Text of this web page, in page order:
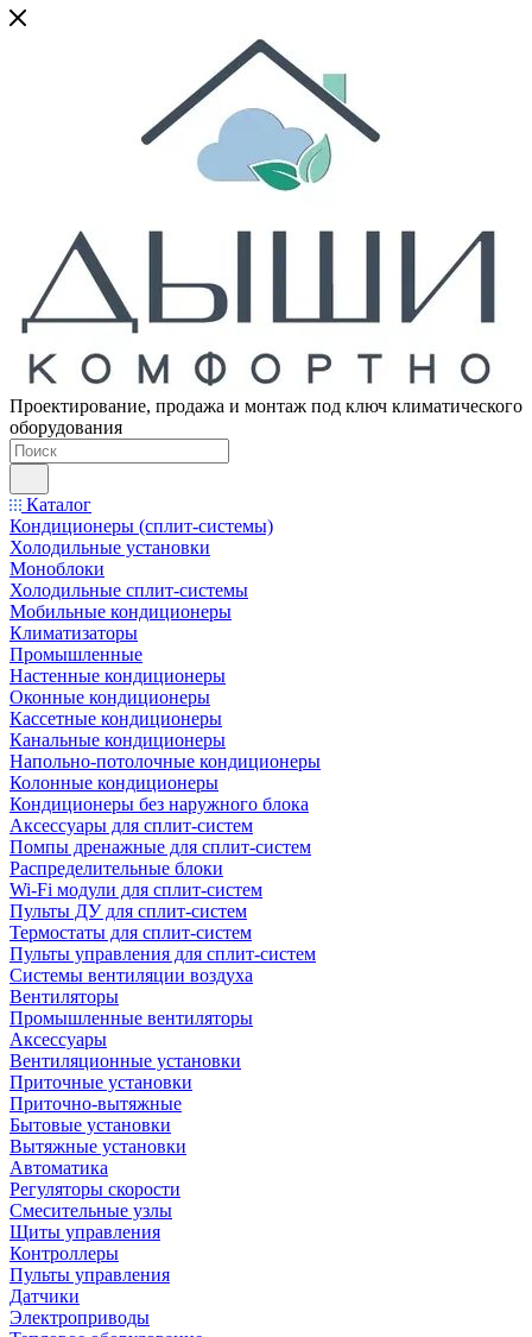
Проектирование, продажа и монтаж под ключ климатического
оборудования
Каталог
Кондиционеры (сплит-системы)
Холодильные установки
Моноблоки
Холодильные сплит-системы
Мобильные кондиционеры
Климатизаторы
Промышленные
Настенные кондиционеры
Оконные кондиционеры
Кассетные кондиционеры
Канальные кондиционеры
Напольно-потолочные кондиционеры
Колонные кондиционеры
Кондиционеры без наружного блока
Аксессуары для сплит-систем
Помпы дренажные для сплит-систем
Распределительные блоки
Wi-Fi модули для сплит-систем
Пульты ДУ для сплит-систем
Термостаты для сплит-систем
Пульты управления для сплит-систем
Системы вентиляции воздуха
Вентиляторы
Промышленные вентиляторы
Аксессуары
Вентиляционные установки
Приточные установки
Приточно-вытяжные
Бытовые установки
Вытяжные установки
Автоматика
Регуляторы скорости
Смесительные узлы
Щиты управления
Контроллеры
Пульты управления
Датчики
Электроприводы